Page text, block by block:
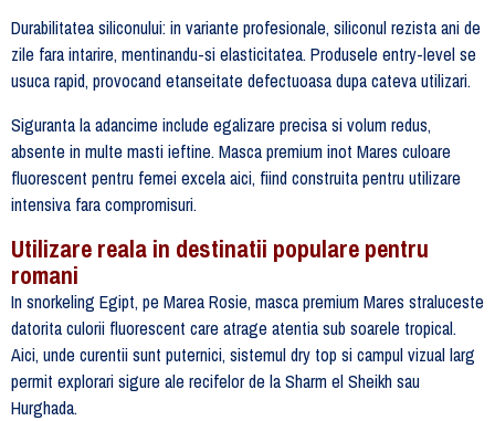
Durabilitatea siliconului: in variante profesionale, siliconul rezista ani de
zile fara intarire, mentinandu-si elasticitatea. Produsele entry-level se
usuca rapid, provocand etanseitate defectuoasa dupa cateva utilizari.
Siguranta la adancime include egalizare precisa si volum redus,
absente in multe masti ieftine. Masca premium inot Mares culoare
fluorescent pentru femei excela aici, fiind construita pentru utilizare
intensiva fara compromisuri.
Utilizare reala in destinatii populare pentru
romani
In snorkeling Egipt, pe Marea Rosie, masca premium Mares straluceste
datorita culorii fluorescent care atrage atentia sub soarele tropical.
Aici, unde curentii sunt puternici, sistemul dry top si campul vizual larg
permit explorari sigure ale recifelor de la Sharm el Sheikh sau
Hurghada.